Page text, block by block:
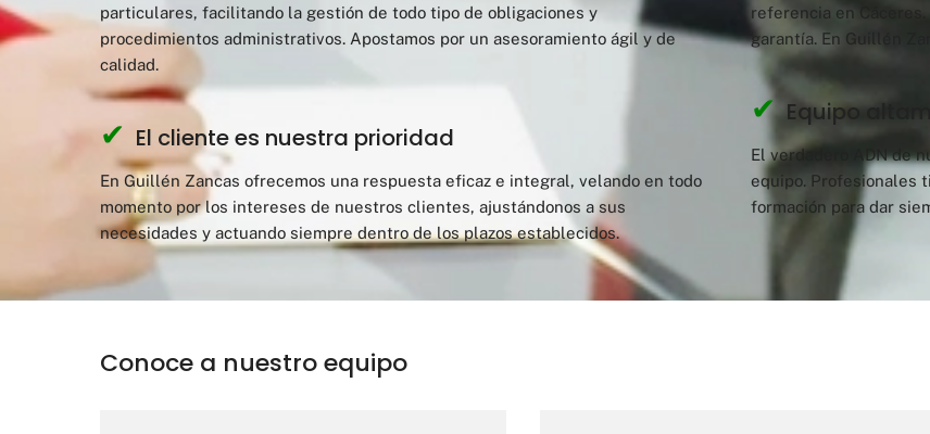
particulares, facilitando la gestión de todo tipo de obligaciones y
procedimientos administrativos. Apostamos por un asesoramiento ágil y de
calidad.
✔ El cliente es nuestra prioridad
En Guillén Zancas ofrecemos una respuesta eficaz e integral, velando en todo
momento por los intereses de nuestros clientes, ajustándonos a sus
necesidades y actuando siempre dentro de los plazos establecidos.
referencia en
garantía. En Guillén
✔Equipo
El verdadero ADN de
equipo. Profesionales
formación para dar
Conoce a nuestro equipo